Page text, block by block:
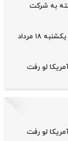
به شرکت
قیمت دلار و قیمت یورو امروز یکشنبه ۱۸ مرداد
لو رفت
لو رفت